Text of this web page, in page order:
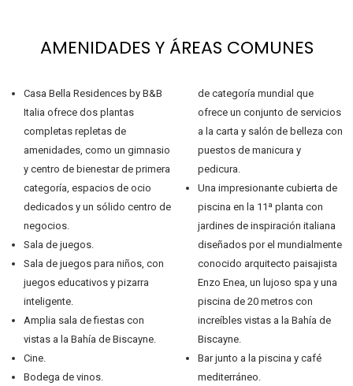
AMENIDADES Y ÁREAS COMUNES
Casa Bella Residences by B&B
Italia ofrece dos plantas
completas repletas de
amenidades, como un gimnasio
y centro de bienestar de primera
categoría, espacios de ocio
dedicados y un sólido centro de
negocios.
Sala de juegos.
Sala de juegos para niños, con
juegos educativos y pizarra
inteligente.
Amplia sala de fiestas con
vistas a la Bahía de Biscayne.
Cine.
Bodega de vinos.
de categoría mundial que
ofrece un conjunto de servicios
a la carta y salón de belleza con
puestos de manicura y
pedicura.
Una impresionante cubierta de
piscina en la 11ª planta con
jardines de inspiración italiana
diseñados por el mundialmente
conocido arquitecto paisajista
Enzo Enea, un lujoso spa y una
piscina de 20 metros con
increíbles vistas a la Bahía de
Biscayne.
Bar junto a la piscina y café
mediterráneo.